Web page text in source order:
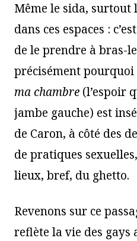
Même le sida, surtout
dans ces espaces :
de le prendre à bras-
précisément pourquoi
ma chambre (l’espoir
jambe gauche) est
de Caron, à côté des
de pratiques
lieux, bref, du ghetto.
Revenons sur ce
reflète la vie des gays